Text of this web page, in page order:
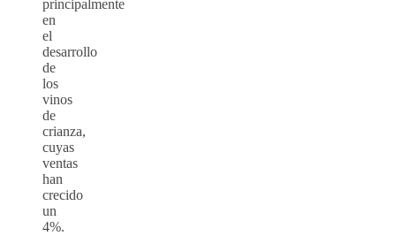
principalmente
en
el
desarrollo
de
los
vinos
de
crianza,
cuyas
ventas
han
crecido
un
4%.